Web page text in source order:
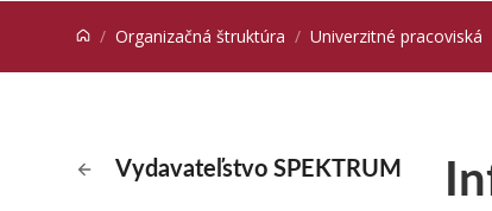
Organizačná štruktúra Univerzitné pracoviská
Vydavateľstvo SPEKTRUM